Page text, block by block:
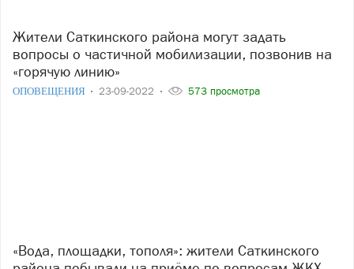
Жители Саткинского района могут задать
вопросы о частичной мобилизации, позвонив на
«горячую линию»
ОПОВЕЩЕНИЯ 23-09-2022 573 просмотра
«Вода, площадки, тополя»: жители Саткинского